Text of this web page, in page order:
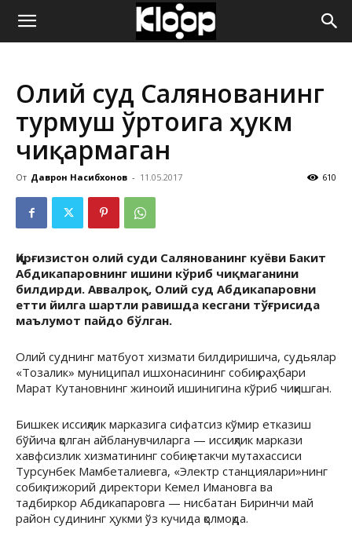
ҚИРҒИЗИСТОН
ЯНГИЛИКЛАРИ
Олий суд Салянованинг
турмуш ўртоғига ҳукм
чиқармаган
От Даврон Насибхонов - 11.05.2017 610
Қирғизистон олий суди Салянованинг куёви Бакит
Абдикапаровнинг ишини кўриб чиқмаганини
билдирди. Аввалроқ, Олий суд Абдикапаровни
етти йилга шартли равишда кесгани тўғрисида
маълумот пайдо бўлган.
Олий суднинг матбуот хизмати билдиришича, судьялар
«Тозалик» муниципал ишхонасининг собиқ раҳбари
Марат Кутановнинг жиноий ишинигина кўриб чиқишган.
Бишкек иссиқлик марказига сифатсиз кўмир етказиш
бўйича қолган айбланувчиларга — иссиқлик маркази
хавфсизлик хизматининг собиқ етакчи мутахассиси
Турсунбек Мамбеталиевга, «Электр станциялари»нинг
собиқ тижорий директори Кемел Имановга ва
тадбиркор Абдикапаровга — нисбатан Биринчи май
район судининг ҳукми ўз кучида қолмоқда.